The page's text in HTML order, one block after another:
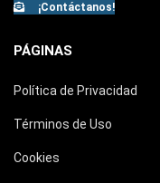
¡Contáctanos!
PÁGINAS
Política de Privacidad
Términos de Uso
Cookies